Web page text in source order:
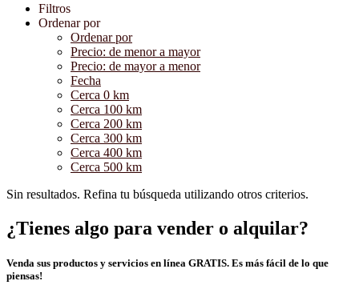
Filtros
Ordenar por
Ordenar por
Precio: de menor a mayor
Precio: de mayor a menor
Fecha
Cerca 0 km
Cerca 100 km
Cerca 200 km
Cerca 300 km
Cerca 400 km
Cerca 500 km
Sin resultados. Refina tu búsqueda utilizando otros criterios.
¿Tienes algo para vender o alquilar?
Venda sus productos y servicios en línea GRATIS. Es más fácil de lo que
piensas!